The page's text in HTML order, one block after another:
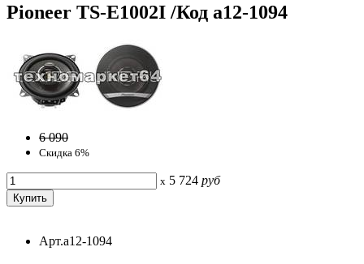
Pioneer TS-E1002I /Код a12-1094
6 090
Скидка 6%
x 5 724 руб
Арт.a12-1094